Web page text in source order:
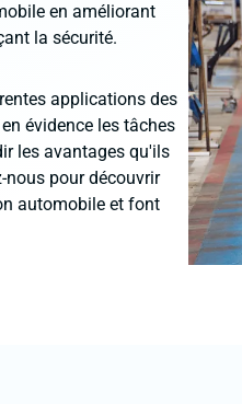
en améliorant
la sécurité.
applications des
évidence les tâches
les avantages qu'ils
nous pour découvrir
automobile et font